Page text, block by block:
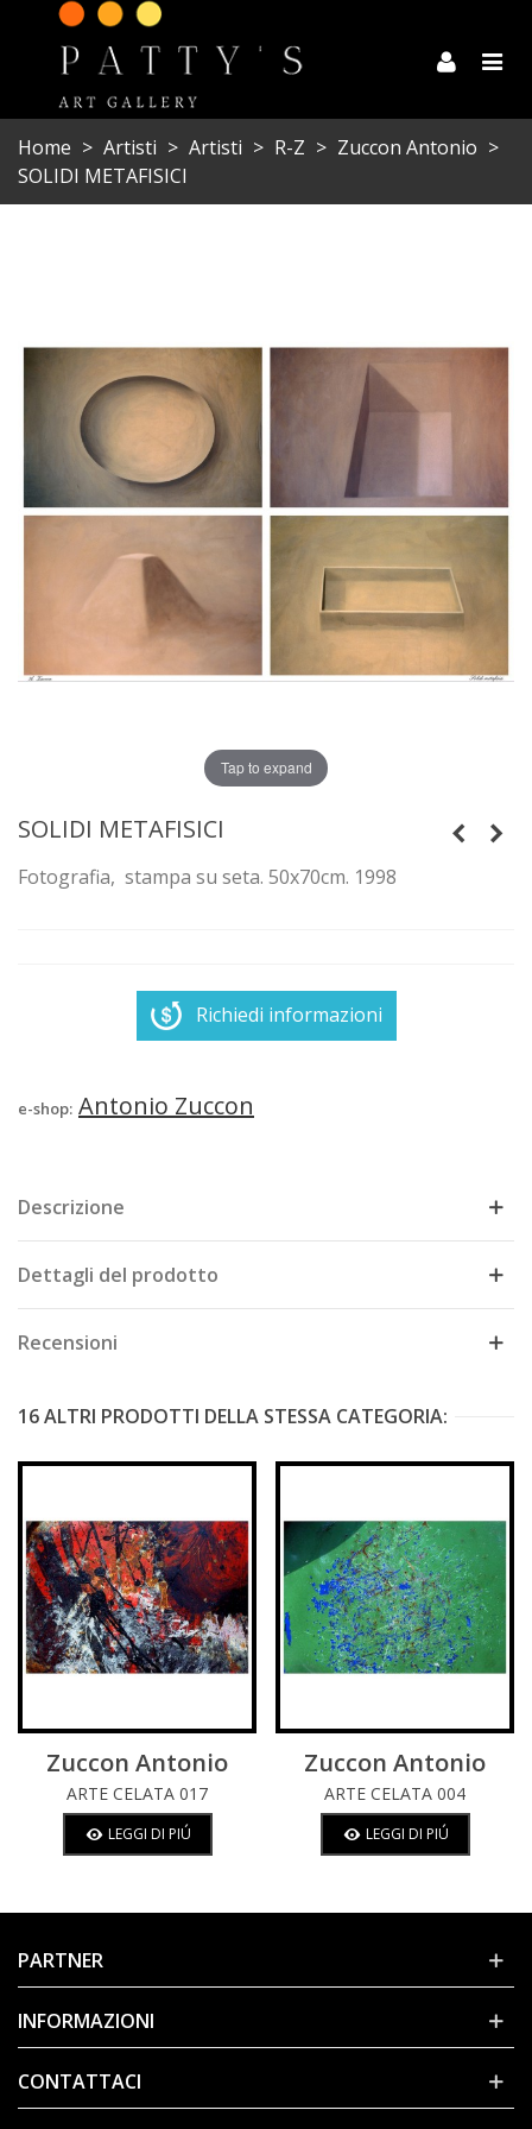
Home > Artisti > Artisti > R-Z > Zuccon Antonio >
SOLIDI METAFISICI
Tap to expand
SOLIDI METAFISICI
Fotografia, stampa su seta. 50x70cm. 1998
Richiedi informazioni
e-shop: Antonio Zuccon
Descrizione
Dettagli del prodotto
Recensioni
16 ALTRI PRODOTTI DELLA STESSA CATEGORIA:
Zuccon Antonio
ARTE CELATA 017
LEGGI DI PIÚ
Zuccon Antonio
ARTE CELATA 004
LEGGI DI PIÚ
PARTNER
INFORMAZIONI
CONTATTACI